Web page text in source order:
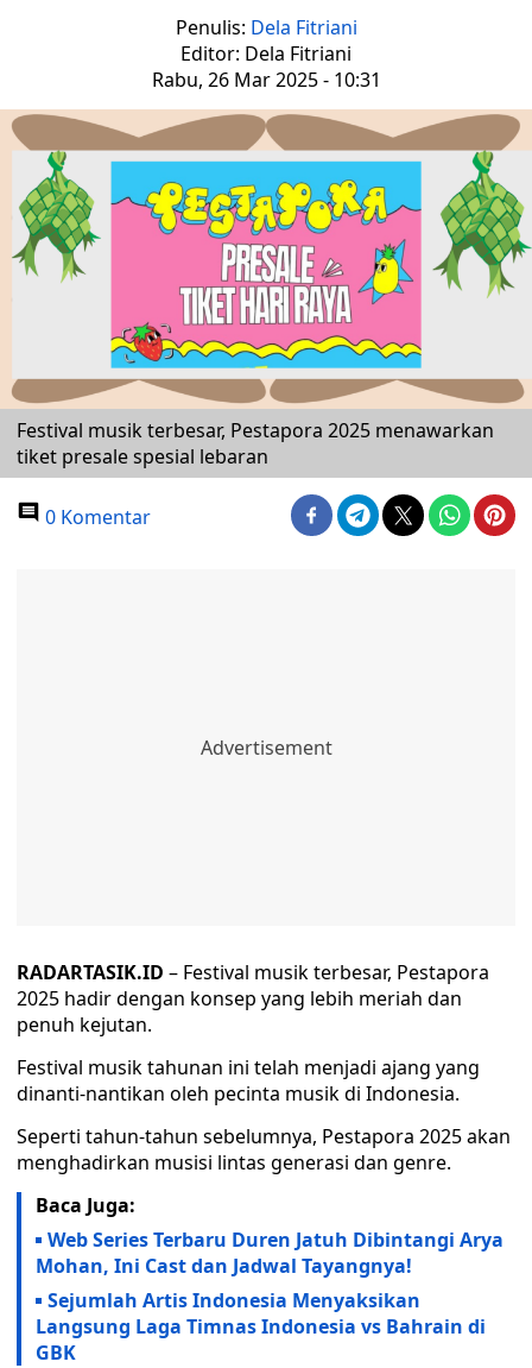
Penulis: Dela Fitriani
Editor: Dela Fitriani
Rabu, 26 Mar 2025 - 10:31
Festival musik terbesar, Pestapora 2025 menawarkan
tiket presale spesial lebaran
0 Komentar
RADARTASIK.ID – Festival musik terbesar, Pestapora
2025 hadir dengan konsep yang lebih meriah dan
penuh kejutan.
Festival musik tahunan ini telah menjadi ajang yang
dinanti-nantikan oleh pecinta musik di Indonesia.
Seperti tahun-tahun sebelumnya, Pestapora 2025 akan
menghadirkan musisi lintas generasi dan genre.
Baca Juga:
Web Series Terbaru Duren Jatuh Dibintangi Arya
Mohan, Ini Cast dan Jadwal Tayangnya!
Sejumlah Artis Indonesia Menyaksikan
Langsung Laga Timnas Indonesia vs Bahrain di
GBK